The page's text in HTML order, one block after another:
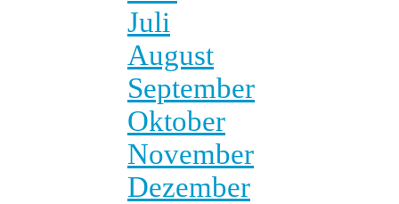
Juli
August
September
Oktober
November
Dezember